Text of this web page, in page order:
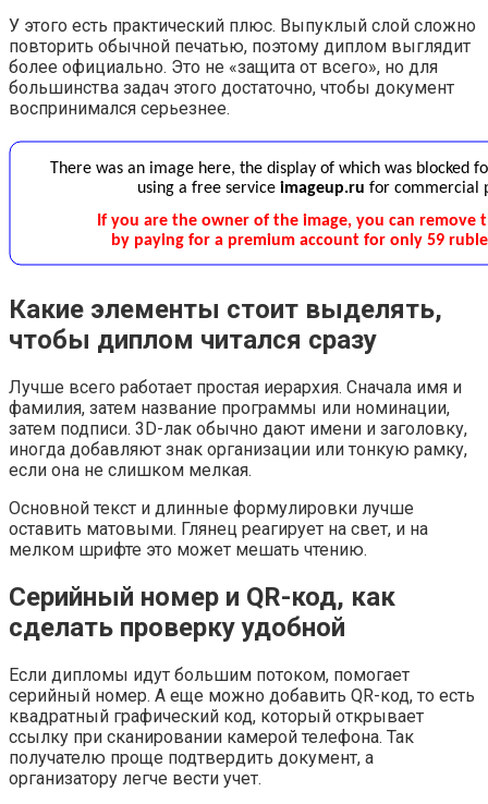
У этого есть практический плюс. Выпуклый слой сложно
повторить обычной печатью, поэтому диплом выглядит
более официально. Это не «защита от всего», но для
большинства задач этого достаточно, чтобы документ
воспринимался серьезнее.
Какие элементы стоит выделять,
чтобы диплом читался сразу
Лучше всего работает простая иерархия. Сначала имя и
фамилия, затем название программы или номинации,
затем подписи. 3D-лак обычно дают имени и заголовку,
иногда добавляют знак организации или тонкую рамку,
если она не слишком мелкая.
Основной текст и длинные формулировки лучше
оставить матовыми. Глянец реагирует на свет, и на
мелком шрифте это может мешать чтению.
Серийный номер и QR-код, как
сделать проверку удобной
Если дипломы идут большим потоком, помогает
серийный номер. А еще можно добавить QR-код, то есть
квадратный графический код, который открывает
ссылку при сканировании камерой телефона. Так
получателю проще подтвердить документ, а
организатору легче вести учет.